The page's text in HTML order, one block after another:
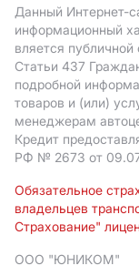
Данный Интернет-
информационный
вляется
Статьи 437
подробной
товаров и (или)
менеджерам
Кредит
РФ № 2673 от
Обязательное
владельцев
Страхование"
ООО "ЮНИКОМ"